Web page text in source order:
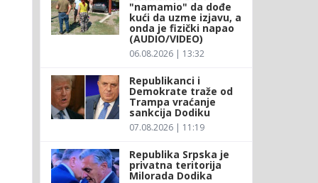
"namamio" da dođe
kući da uzme izjavu, a
onda je fizički napao
(AUDIO/VIDEO)
06.08.2026 | 13:32
Republikanci i
Demokrate traže od
Trampa vraćanje
sankcija Dodiku
07.08.2026 | 11:19
Republika Srpska je
privatna teritorija
Milorada Dodika